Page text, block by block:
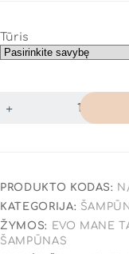
Tūris
PRODUKTO KODAS:
KATEGORIJA:
ŽYMOS:
EVO MANE
ŠAMPŪNAS